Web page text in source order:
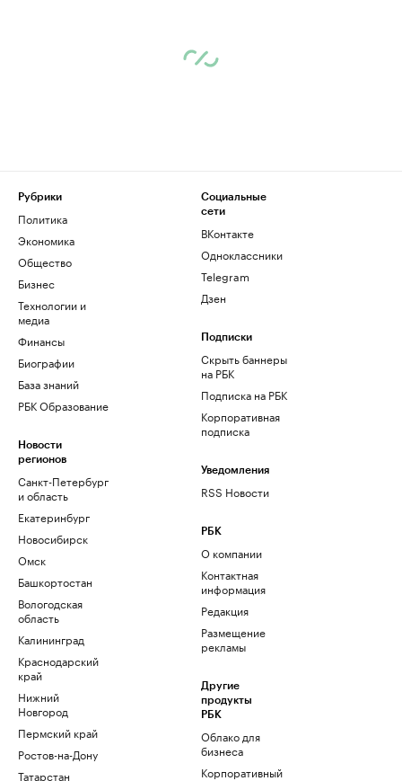
Рубрики
Политика
Экономика
Общество
Бизнес
Технологии и
медиа
Финансы
Биографии
База знаний
РБК Образование
Новости
регионов
Санкт-Петербург
и область
Екатеринбург
Новосибирск
Омск
Башкортостан
Вологодская
область
Калининград
Краснодарский
край
Нижний
Новгород
Пермский край
Ростов-на-Дону
Татарстан
Социальные
сети
ВКонтакте
Одноклассники
Telegram
Дзен
Подписки
Скрыть баннеры
на РБК
Подписка на РБК
Корпоративная
подписка
Уведомления
RSS Новости
РБК
О компании
Контактная
информация
Редакция
Размещение
рекламы
Другие
продукты
РБК
Облако для
бизнеса
Корпоративный